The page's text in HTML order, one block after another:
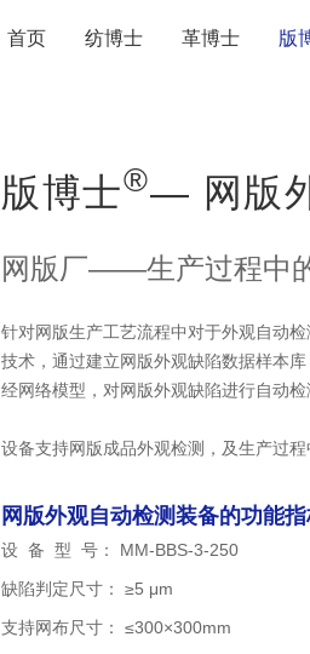
首页 纺博士 革博士 版
版博士®— 网版
网版厂——生产过程中
针对网版生产工艺流程中对于外观自动
技术，通过建立网版外观缺陷数据样本
经网络模型，对网版外观缺陷进行自动检
设备支持网版成品外观检测，及生产过程
网版外观自动检测装备的功能
设 备 型 号： MM-BBS-3-250
缺陷判定尺寸： ≥5 μm
支持网布尺寸： ≤300×300mm